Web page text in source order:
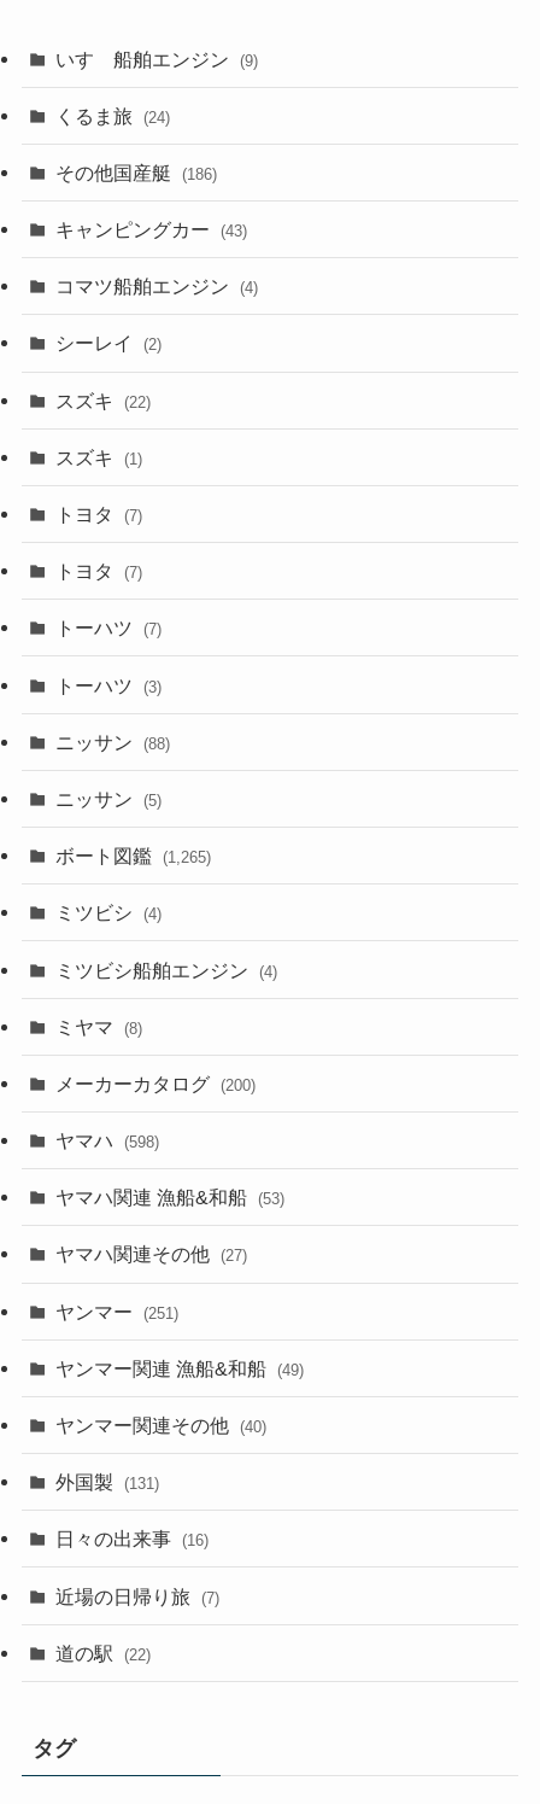
いすゞ船舶エンジン (9)
くるま旅 (24)
その他国産艇 (186)
キャンピングカー (43)
コマツ船舶エンジン (4)
シーレイ (2)
スズキ (22)
スズキ (1)
トヨタ (7)
トヨタ (7)
トーハツ (7)
トーハツ (3)
ニッサン (88)
ニッサン (5)
ボート図鑑 (1,265)
ミツビシ (4)
ミツビシ船舶エンジン (4)
ミヤマ (8)
メーカーカタログ (200)
ヤマハ (598)
ヤマハ関連 漁船&和船 (53)
ヤマハ関連その他 (27)
ヤンマー (251)
ヤンマー関連 漁船&和船 (49)
ヤンマー関連その他 (40)
外国製 (131)
日々の出来事 (16)
近場の日帰り旅 (7)
道の駅 (22)
タグ